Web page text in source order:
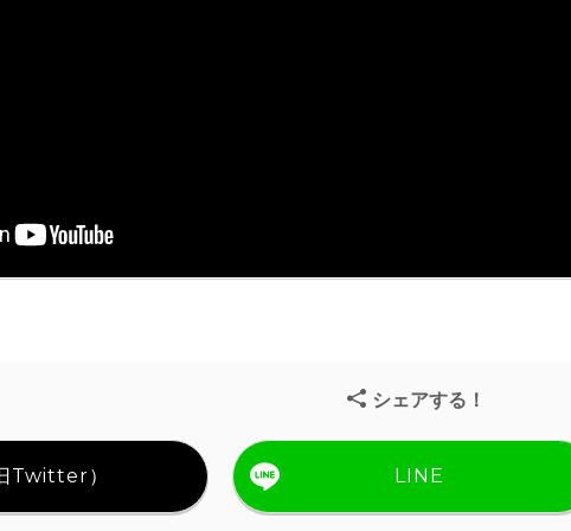
シェアする！
Twitter） LINE